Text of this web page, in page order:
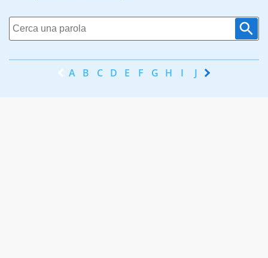
A B C D E F G H I J K